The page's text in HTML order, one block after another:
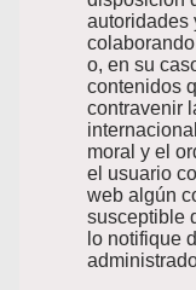
autoridades
o, en su
contenidos
contravenir
moral y el
el usuario
web algún
susceptible
lo notifique